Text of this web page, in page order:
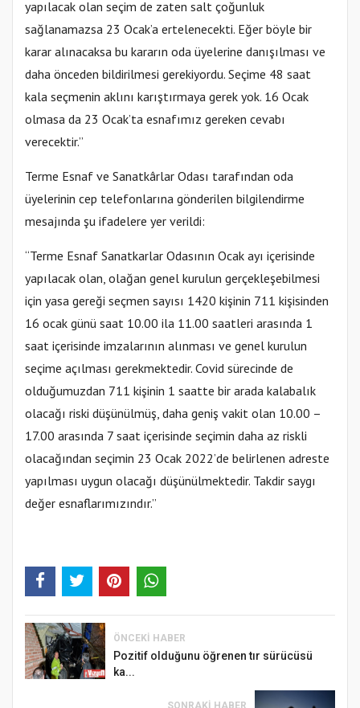
yapılacak olan seçim de zaten salt çoğunluk
sağlanamazsa 23 Ocak’a ertelenecekti. Eğer böyle bir
karar alınacaksa bu kararın oda üyelerine danışılması ve
daha önceden bildirilmesi gerekiyordu. Seçime 48 saat
kala seçmenin aklını karıştırmaya gerek yok. 16 Ocak
olmasa da 23 Ocak’ta esnafımız gereken cevabı
verecektir.”
Terme Esnaf ve Sanatkârlar Odası tarafından oda
üyelerinin cep telefonlarına gönderilen bilgilendirme
mesajında şu ifadelere yer verildi:
“Terme Esnaf Sanatkarlar Odasının Ocak ayı içerisinde
yapılacak olan, olağan genel kurulun gerçekleşebilmesi
için yasa gereği seçmen sayısı 1420 kişinin 711 kişisinden
16 ocak günü saat 10.00 ila 11.00 saatleri arasında 1
saat içerisinde imzalarının alınması ve genel kurulun
seçime açılması gerekmektedir. Covid sürecinde de
olduğumuzdan 711 kişinin 1 saatte bir arada kalabalık
olacağı riski düşünülmüş, daha geniş vakit olan 10.00 –
17.00 arasında 7 saat içerisinde seçimin daha az riskli
olacağından seçimin 23 Ocak 2022’de belirlenen adreste
yapılması uygun olacağı düşünülmektedir. Takdir saygı
değer esnaflarımızındır.”
ÖNCEKI HABER
Pozitif olduğunu öğrenen tır sürücüsü
ka...
SONRAKI HABER